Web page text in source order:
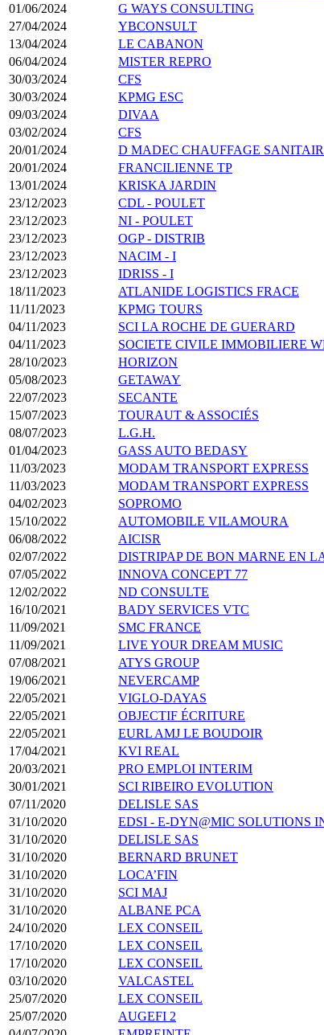
01/06/2024
G WAYS CONSULTING
27/04/2024
YBCONSULT
13/04/2024
LE CABANON
06/04/2024
MISTER REPRO
30/03/2024
CFS
30/03/2024
KPMG ESC
09/03/2024
DIVAA
03/02/2024
CFS
20/01/2024
D MADEC CHAUFFAGE
20/01/2024
FRANCILIENNE TP
13/01/2024
KRISKA JARDIN
23/12/2023
CDL - POULET
23/12/2023
NI - POULET
23/12/2023
OGP - DISTRIB
23/12/2023
NACIM - I
23/12/2023
IDRISS - I
18/11/2023
ATLANIDE LOGISTICS FRACE
11/11/2023
KPMG TOURS
04/11/2023
SCI LA ROCHE DE GUERARD
04/11/2023
SOCIETE CIVILE IMMOBILIERE
28/10/2023
HORIZON
05/08/2023
GETAWAY
22/07/2023
SECANTE
15/07/2023
TOURAUT & ASSOCIÉS
08/07/2023
L.G.H.
01/04/2023
GASS AUTO BEDASY
11/03/2023
MODAM TRANSPORT EXPRESS
11/03/2023
MODAM TRANSPORT EXPRESS
04/02/2023
SOPROMO
15/10/2022
AUTOMOBILE VILAMOURA
06/08/2022
AICISR
02/07/2022
DISTRIPAP DE BON MARNE EN
07/05/2022
INNOVA CONCEPT 77
12/02/2022
ND CONSULTE
16/10/2021
BADY SERVICES VTC
11/09/2021
SMC FRANCE
11/09/2021
LIVE YOUR DREAM MUSIC
07/08/2021
ATYS GROUP
19/06/2021
NEVERCAMP
22/05/2021
VIGLO-DAYAS
22/05/2021
OBJECTIF ÉCRITURE
22/05/2021
EURL AMJ LE BOUDOIR
17/04/2021
KVI REAL
20/03/2021
PRO EMPLOI INTERIM
30/01/2021
SCI RIBEIRO EVOLUTION
07/11/2020
DELISLE SAS
31/10/2020
EDSI - E-DYN@MIC SOLUTIONS
31/10/2020
DELISLE SAS
31/10/2020
BERNARD BRUNET
31/10/2020
LOCA’FIN
31/10/2020
SCI MAJ
31/10/2020
ALBANE PCA
24/10/2020
LEX CONSEIL
17/10/2020
LEX CONSEIL
17/10/2020
LEX CONSEIL
03/10/2020
VALCASTEL
25/07/2020
LEX CONSEIL
25/07/2020
AUGEFI 2